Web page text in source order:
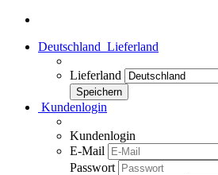
Deutschland Lieferland
Lieferland
Kundenlogin
Kundenlogin
E-Mail
Passwort